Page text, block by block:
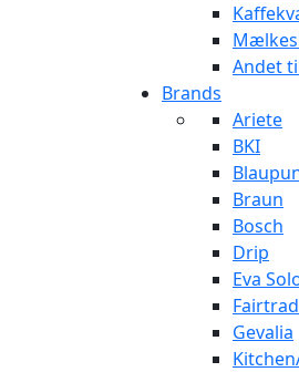
Andet
Brands
Ariete
BKI
Braun
Bosch
Drip
Eva
Gevalia